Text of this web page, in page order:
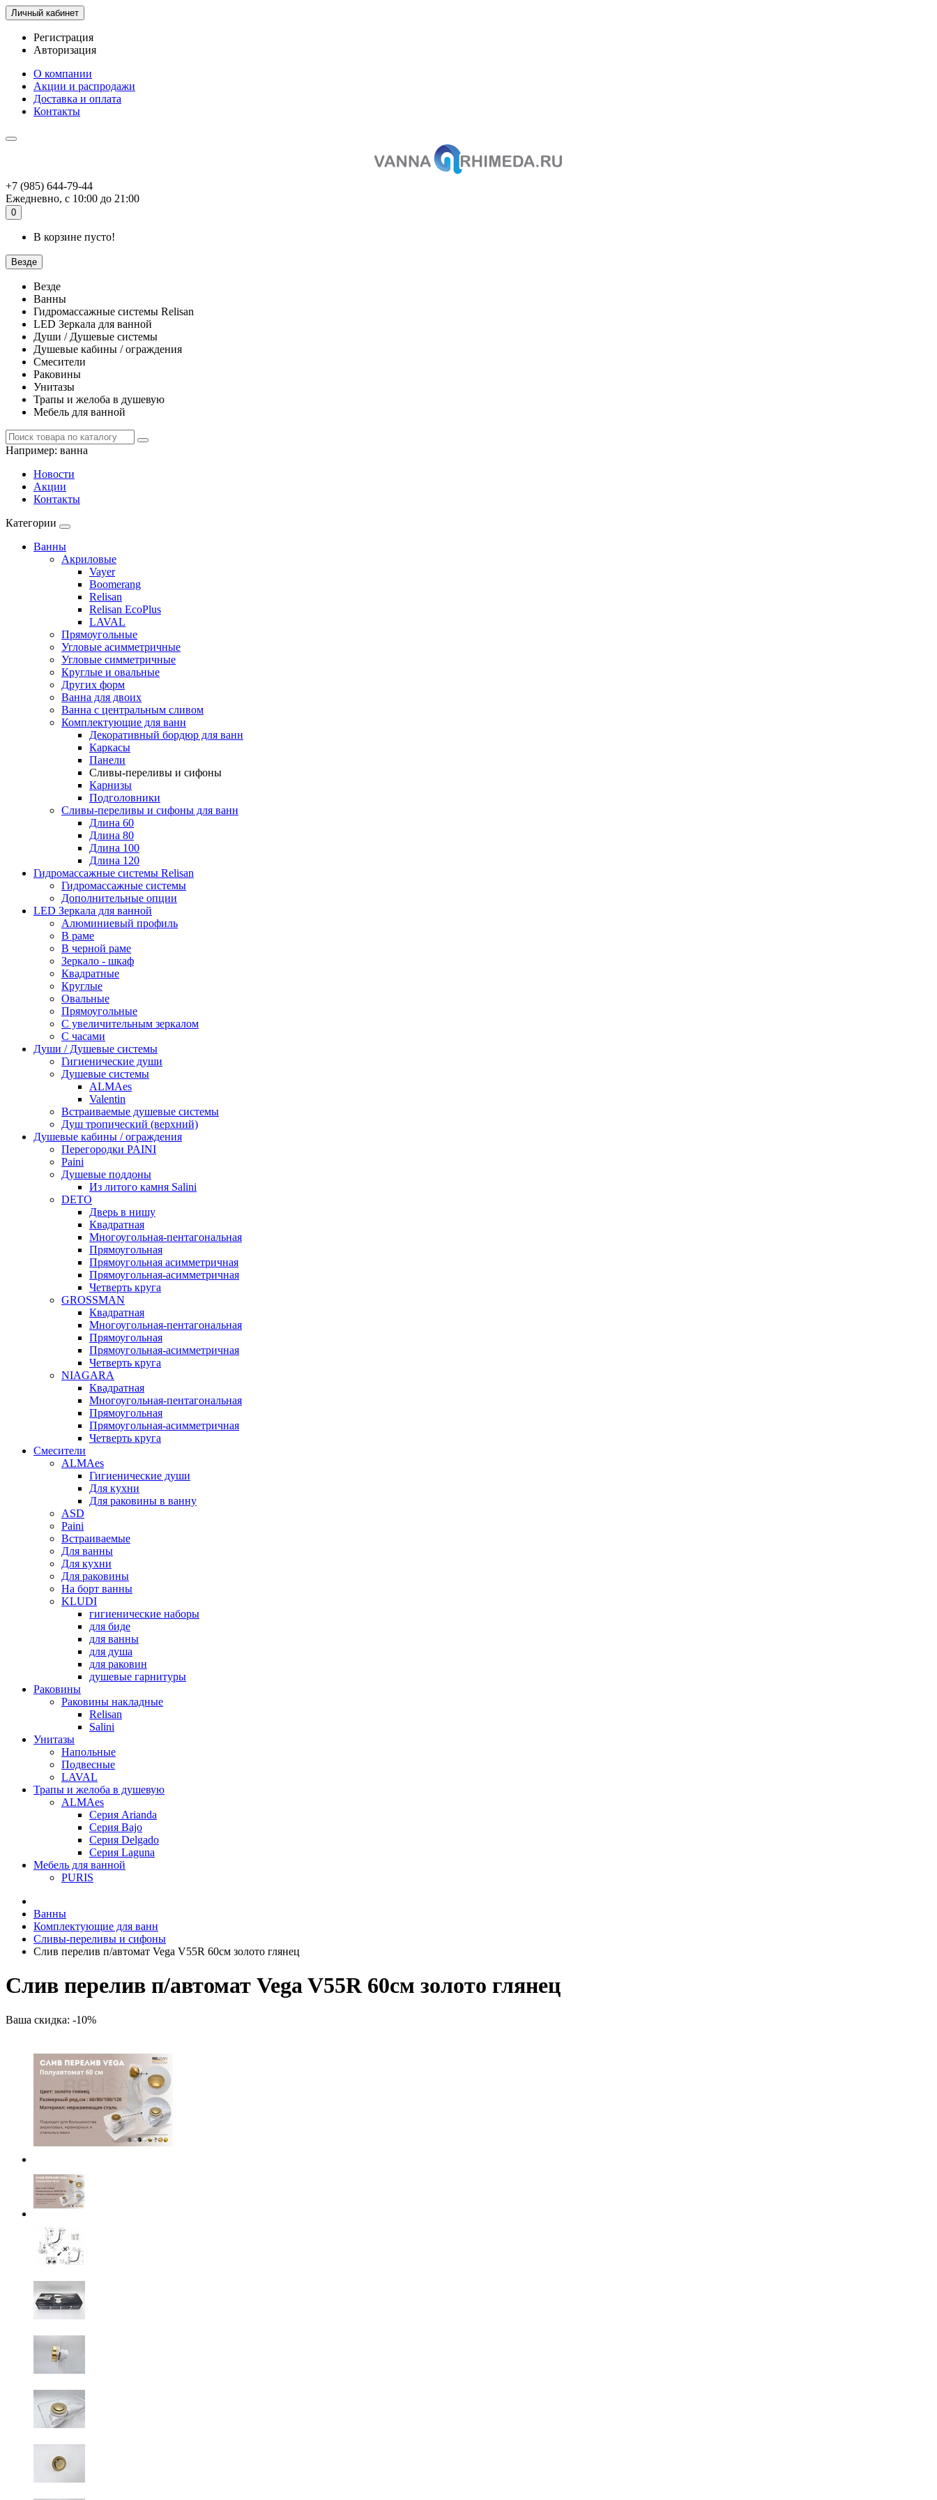
Личный кабинет
Регистрация
Авторизация
О компании
Акции и распродажи
Доставка и оплата
Контакты
+7 (985) 644-79-44
Ежедневно, с 10:00 до 21:00
0
В корзине пусто!
Везде
Везде
Ванны
Гидромассажные системы Relisan
LED Зеркала для ванной
Души / Душевые системы
Душевые кабины / ограждения
Смесители
Раковины
Унитазы
Трапы и желоба в душевую
Мебель для ванной
Например: ванна
Новости
Акции
Контакты
Категории
Ванны
Акриловые
Vayer
Boomerang
Relisan
Relisan EcoPlus
LAVAL
Прямоугольные
Угловые асимметричные
Угловые симметричные
Круглые и овальные
Других форм
Ванна для двоих
Ванна с центральным сливом
Комплектующие для ванн
Декоративный бордюр для ванн
Каркасы
Панели
Сливы-переливы и сифоны
Карнизы
Подголовники
Сливы-переливы и сифоны для ванн
Длина 60
Длина 80
Длина 100
Длина 120
Гидромассажные системы Relisan
Гидромассажные системы
Дополнительные опции
LED Зеркала для ванной
Алюминиевый профиль
В раме
В черной раме
Зеркало - шкаф
Квадратные
Круглые
Овальные
Прямоугольные
С увеличительным зеркалом
С часами
Души / Душевые системы
Гигиенические души
Душевые системы
ALMAes
Valentin
Встраиваемые душевые системы
Душ тропический (верхний)
Душевые кабины / ограждения
Перегородки PAINI
Paini
Душевые поддоны
Из литого камня Salini
DETO
Дверь в нишу
Квадратная
Многоугольная-пентагональная
Прямоугольная
Прямоугольная асимметричная
Прямоугольная-асимметричная
Четверть круга
GROSSMAN
Квадратная
Многоугольная-пентагональная
Прямоугольная
Прямоугольная-асимметричная
Четверть круга
NIAGARA
Квадратная
Многоугольная-пентагональная
Прямоугольная
Прямоугольная-асимметричная
Четверть круга
Смесители
ALMAes
Гигиенические души
Для кухни
Для раковины в ванну
ASD
Paini
Встраиваемые
Для ванны
Для кухни
Для раковины
На борт ванны
KLUDI
гигиенические наборы
для биде
для ванны
для душа
для раковин
душевые гарнитуры
Раковины
Раковины накладные
Relisan
Salini
Унитазы
Напольные
Подвесные
LAVAL
Трапы и желоба в душевую
ALMAes
Серия Arianda
Серия Bajo
Серия Delgado
Серия Laguna
Мебель для ванной
PURIS
Ванны
Комплектующие для ванн
Сливы-переливы и сифоны
Слив перелив п/автомат Vega V55R 60см золото глянец
Слив перелив п/автомат Vega V55R 60см золото глянец
Ваша скидка: -10%